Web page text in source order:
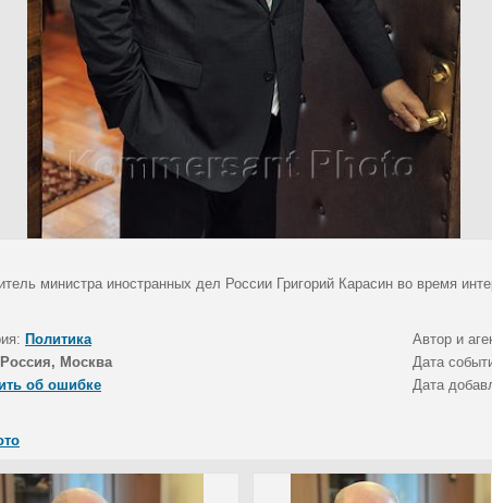
министра иностранных дел России Григорий Карасин во время
Политика Автор и
Россия, Москва Дата
об ошибке
Дата